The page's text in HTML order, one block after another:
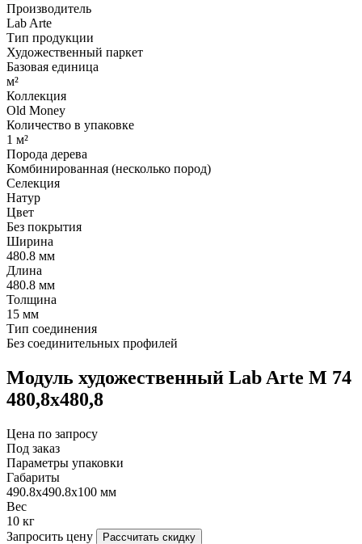
Производитель
Lab Arte
Тип продукции
Художественный паркет
Базовая единица
м²
Коллекция
Old Money
Количество в упаковке
1 м²
Порода дерева
Комбинированная (несколько пород)
Селекция
Натур
Цвет
Без покрытия
Ширина
480.8 мм
Длина
480.8 мм
Толщина
15 мм
Тип соединения
Без соединительных профилей
Модуль художественный Lab Arte М 74
480,8х480,8
Цена по запросу
Под заказ
Параметры упаковки
Габариты
490.8х490.8х100 мм
Вес
10 кг
Запросить цену
Рассчитать скидку